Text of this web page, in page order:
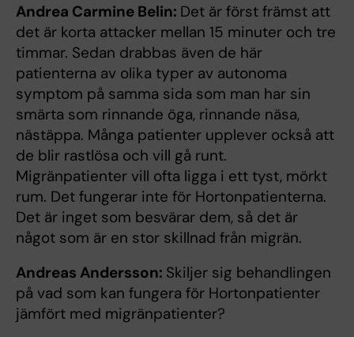
Andrea Carmine Belin: Det är först främst att
det är korta attacker mellan 15 minuter och tre
timmar. Sedan drabbas även de här
patienterna av olika typer av autonoma
symptom på samma sida som man har sin
smärta som rinnande öga, rinnande näsa,
nästäppa. Många patienter upplever också att
de blir rastlösa och vill gå runt.
Migränpatienter vill ofta ligga i ett tyst, mörkt
rum. Det fungerar inte för Hortonpatienterna.
Det är inget som besvärar dem, så det är
något som är en stor skillnad från migrän.
Andreas Andersson: Skiljer sig behandlingen
på vad som kan fungera för Hortonpatienter
jämfört med migränpatienter?